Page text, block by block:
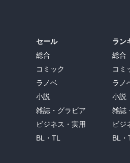
セール
総合
コミック
ラノベ
小説
雑誌・グラビア
ビジネス・実用
BL・TL
ラン
総合
コミ
ラノ
小説
雑誌
ビジ
BL・